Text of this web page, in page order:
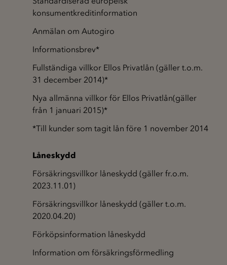
konsumentkreditinformation
Anmälan om Autogiro
Informationsbrev*
Fullständiga villkor Ellos Privatlån (gäller t.o.m.
31 december 2014)*
Nya allmänna villkor för Ellos Privatlån(gäller
från 1 januari 2015)*
*Till kunder som tagit lån före 1 november 2014
Låneskydd
Försäkringsvillkor låneskydd (gäller fr.o.m.
2023.11.01)
Försäkringsvillkor låneskydd (gäller t.o.m.
2020.04.20)
Förköpsinformation låneskydd
Information om försäkringsförmedling